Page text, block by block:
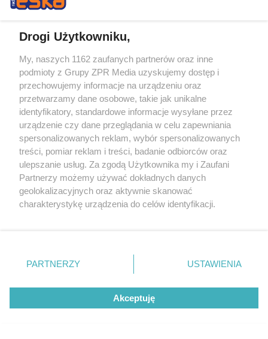
QUIZ
Quiz - szkoła w czasach PRL-u.
Młodzież nie ma szans
RODZINA LEWANDOWSKICH
Anna Lewandowska dołączyła do
Drogi Użytkowniku,
My, naszych 1162 zaufanych partnerów oraz inne
podmioty z Grupy ZPR Media uzyskujemy dostęp i
przechowujemy informacje na urządzeniu oraz
przetwarzamy dane osobowe, takie jak unikalne
identyfikatory, standardowe informacje wysyłane przez
urządzenie czy dane przeglądania w celu zapewniania
spersonalizowanych reklam, wybór spersonalizowanych
treści, pomiar reklam i treści, badanie odbiorców oraz
ulepszanie usług. Za zgodą Użytkownika my i Zaufani
Partnerzy możemy używać dokładnych danych
geolokalizacyjnych oraz aktywnie skanować
charakterystykę urządzenia do celów identyfikacji.
zmienić/wycofać klikając przycisk ustawień prywatności
znajdujący się w lewym dolnym rogu strony
rodzaje przetwarzania danych nie wymagają zgody
użytkownika, ale masz prawo sprzeciwić się takiemu
przetwarzaniu. Preferencje będą miały zastosowanie tylko
PARTNERZY USTAWIENIA
Akceptuję